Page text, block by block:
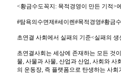
<황금수도꼭지: 목적경영이 만든 기적>
#탐욕의수면제#세이렌#목적경영#황금
초연결 사회에서 실패의 기준<실패의 생
초연결사회는 세상에 존재하는 모든 것
물, 사물과 사물, 산업과 산업, 사회와
의 운동장, 즉 플랫폼으로 탄생하는 사회